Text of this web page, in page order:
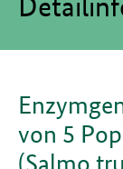
von 5
(Salmo